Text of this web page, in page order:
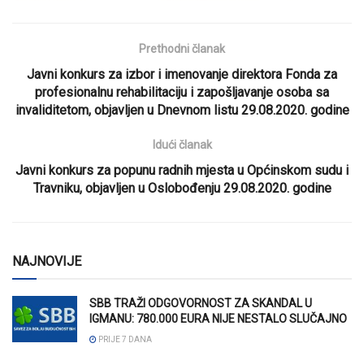
Prethodni članak
Javni konkurs za izbor i imenovanje direktora Fonda za
profesionalnu rehabilitaciju i zapošljavanje osoba sa
invaliditetom, objavljen u Dnevnom listu 29.08.2020. godine
Idući članak
Javni konkurs za popunu radnih mjesta u Općinskom sudu i
Travniku, objavljen u Oslobođenju 29.08.2020. godine
NAJNOVIJE
SBB TRAŽI ODGOVORNOST ZA SKANDAL U
IGMANU: 780.000 EURA NIJE NESTALO SLUČAJNO
PRIJE 7 DANA